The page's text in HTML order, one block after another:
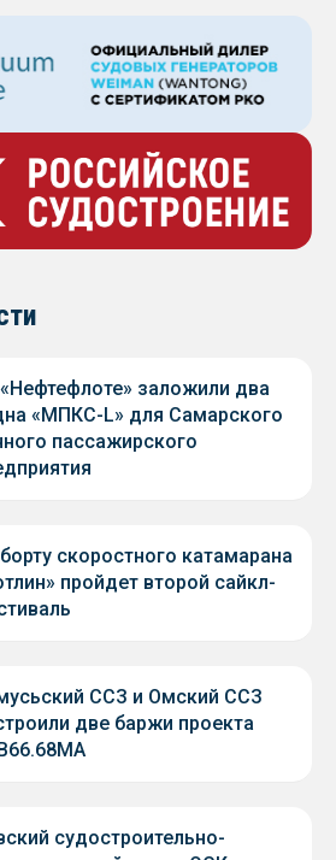
заложили два
«МПКС-L» для Самарского
пассажирского
скоростного катамарана
пройдет второй сайкл-
ССЗ и Омский ССЗ
две баржи проекта
судостроительно-